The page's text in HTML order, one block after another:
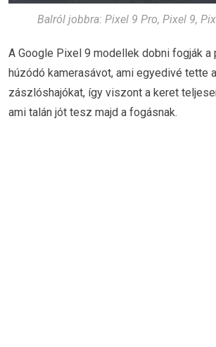
Balról jobbra: Pixel 9 Pro, Pixel 9,
A Google Pixel 9 modellek dobni fogják
húzódó kamerasávot, ami egyedivé tette
zászlóshajókat, így viszont a keret
ami talán jót tesz majd a fogásnak.